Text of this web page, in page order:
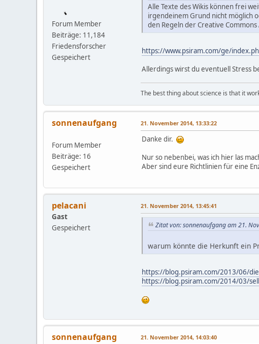
Forum Member
Beiträge: 11,184
Friedensforscher
Gespeichert
Alle Texte des Wikis können frei
irgendeinem Grund nicht möglich
den Regeln der Creative
https://www.psiram.com/ge/
Allerdings wirst du eventuell Stress
The best thing about science is that it
sonnenaufgang
Forum Member
Beiträge: 16
Gespeichert
21. November 2014, 13:33:22
Danke dir.
Nur so nebenbei, was ich hier las
Aber sind eure Richtlinien für eine
pelacani
Gast
Gespeichert
21. November 2014, 13:45:41
Zitat von: sonnenaufgang am 21.
warum könnte die Herkunft ein
https://blog.psiram.com/2013/06/
https://blog.psiram.com/2014/03/
sonnenaufgang 21. November 2014, 14:03:40